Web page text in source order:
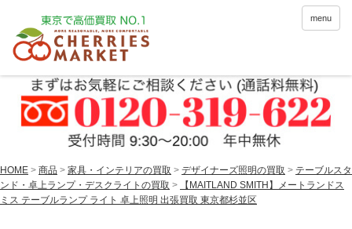
menu
HOME > 商品 > 家具・インテリアの買取 > デザイナーズ照明の買取 > テーブルスタ
ンド・卓上ランプ・デスクライトの買取 >
【MAITLAND SMITH】メートランドス
ミス テーブルランプ ライト 卓上照明 出張買取 東京都杉並区